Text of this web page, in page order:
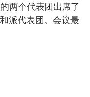
两个代表团出席了
派代表团。会议最